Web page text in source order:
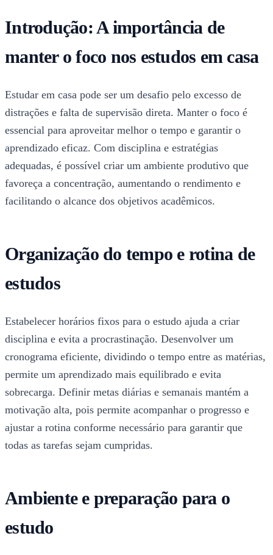
Introdução: A importância de
manter o foco nos estudos em casa
Estudar em casa pode ser um desafio pelo excesso de
distrações e falta de supervisão direta. Manter o foco é
essencial para aproveitar melhor o tempo e garantir o
aprendizado eficaz. Com disciplina e estratégias
adequadas, é possível criar um ambiente produtivo que
favoreça a concentração, aumentando o rendimento e
facilitando o alcance dos objetivos acadêmicos.
Organização do tempo e rotina de
estudos
Estabelecer horários fixos para o estudo ajuda a criar
disciplina e evita a procrastinação. Desenvolver um
cronograma eficiente, dividindo o tempo entre as matérias,
permite um aprendizado mais equilibrado e evita
sobrecarga. Definir metas diárias e semanais mantém a
motivação alta, pois permite acompanhar o progresso e
ajustar a rotina conforme necessário para garantir que
todas as tarefas sejam cumpridas.
Ambiente e preparação para o
estudo